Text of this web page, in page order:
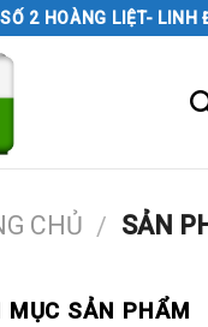
2 HOÀNG LIỆT- LINH
CHỦ / SẢN
MỤC SẢN PHẨM